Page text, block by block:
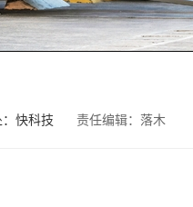
：快科技 责任编辑：落木